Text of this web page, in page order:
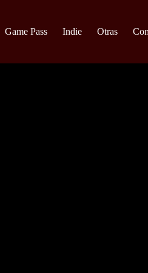
Game Pass Indie Otras